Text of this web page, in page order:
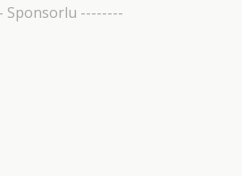
Sponsorlu --------